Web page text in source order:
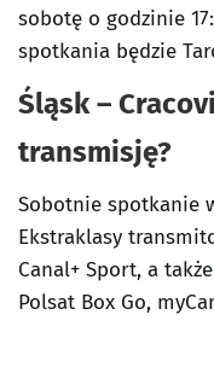
sobotę o godzinie
spotkania będzie
Śląsk –
transmisję?
Sobotnie spotkanie
Ekstraklasy
Canal+ Sport, a
Polsat Box Go,